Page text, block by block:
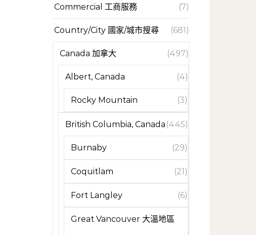
Commercial 工商服務 (7)
Country/City 國家/城市搜尋 (681)
Canada 加拿大 (497)
Albert, Canada (4)
Rocky Mountain (3)
British Columbia, Canada (445)
Burnaby (29)
Coquitlam (21)
Fort Langley (6)
Great Vancouver 大溫地區